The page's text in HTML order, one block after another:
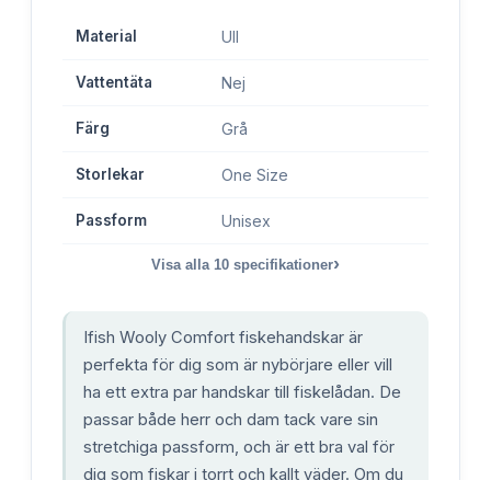
Material Ull
Vattentäta Nej
Färg Grå
Storlekar One Size
Passform Unisex
Visa alla 10 specifikationer›
Ifish Wooly Comfort fiskehandskar är
perfekta för dig som är nybörjare eller vill
ha ett extra par handskar till fiskelådan. De
passar både herr och dam tack vare sin
stretchiga passform, och är ett bra val för
dig som fiskar i torrt och kallt väder. Om du